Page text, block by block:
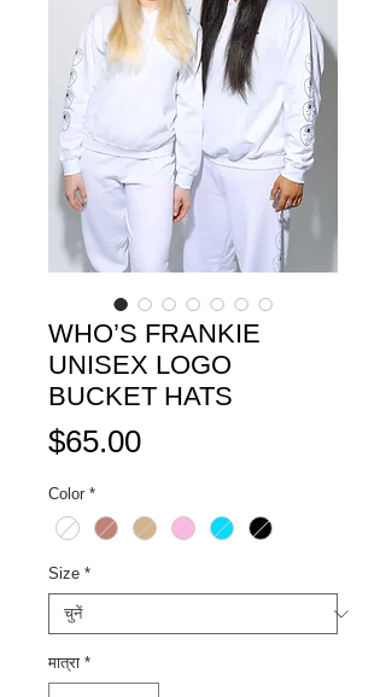
WHO’S FRANKIE
UNISEX LOGO
BUCKET HATS
$65.00मूल्य
Color *
Size *
मात्रा *